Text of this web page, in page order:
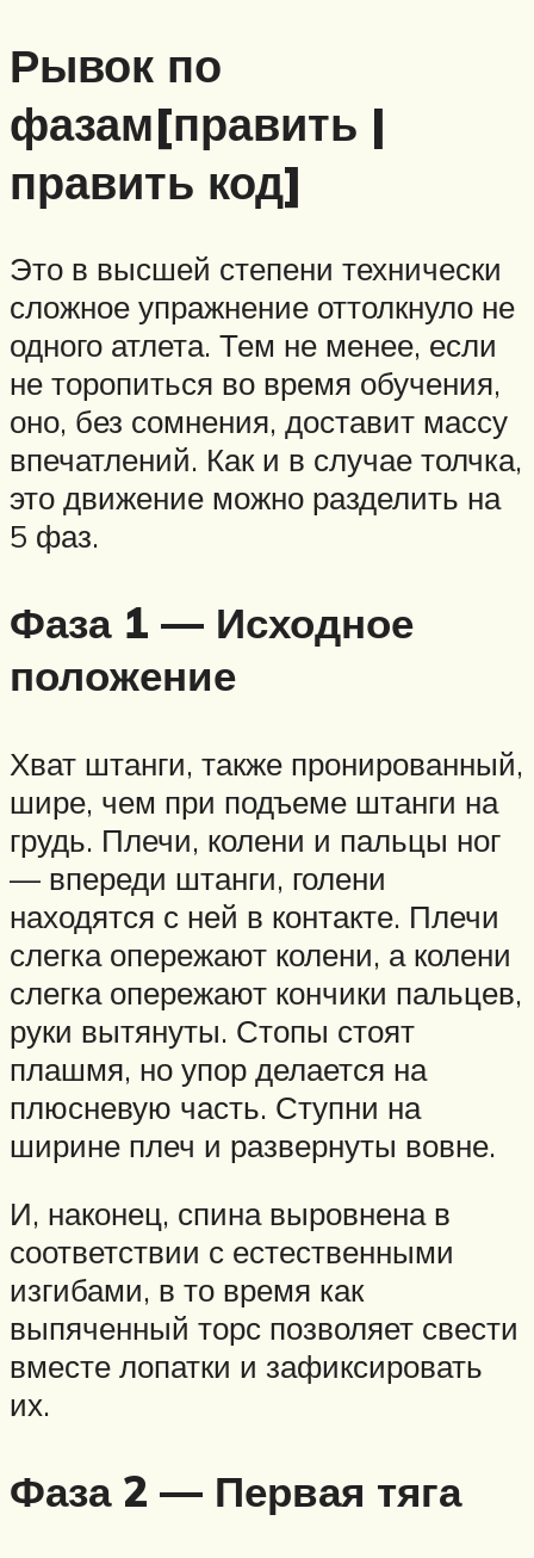
Рывок по
фазам[править |
править код]
Это в высшей степени технически
сложное упражнение оттолкнуло не
одного атлета. Тем не менее, если
не торопиться во время обучения,
оно, без сомнения, доставит массу
впечатлений. Как и в случае толчка,
это движение можно разделить на
5 фаз.
Фаза 1 — Исходное
положение
Хват штанги, также пронированный,
шире, чем при подъеме штанги на
грудь. Плечи, колени и пальцы ног
— впереди штанги, голени
находятся с ней в контакте. Плечи
слегка опережают колени, а колени
слегка опережают кончики пальцев,
руки вытянуты. Стопы стоят
плашмя, но упор делается на
плюсневую часть. Ступни на
ширине плеч и развернуты вовне.
И, наконец, спина выровнена в
соответствии с естественными
изгибами, в то время как
выпяченный торс позволяет свести
вместе лопатки и зафиксировать
их.
Фаза 2 — Первая тяга